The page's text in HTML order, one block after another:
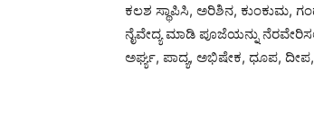
ಕಲಶ ಸ್ಥಾಪಿಸಿ, ಅರಿಶಿನ, ಕುಂಕುಮ,
ನೈವೇದ್ಯ ಮಾಡಿ ಪೂಜೆಯನ್ನು
ಅರ್ಘ್ಯ, ಪಾದ್ಯ, ಅಭಿಷೇಕ, ಧೂಪ,